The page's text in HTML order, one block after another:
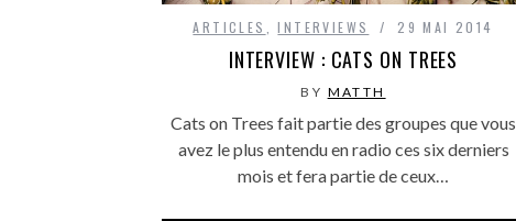
ARTICLES ,INTERVIEWS 29 MAI 2014
INTERVIEW : CATS ON TREES
BY MATTH
Cats on Trees fait partie des groupes que vous
avez le plus entendu en radio ces six derniers
mois et fera partie de ceux…